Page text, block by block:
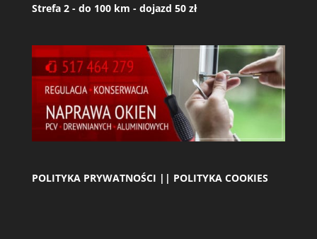
Strefa 2 - do 100 km - dojazd 50 zł
POLITYKA PRYWATNOŚCI || POLITYKA COOKIES